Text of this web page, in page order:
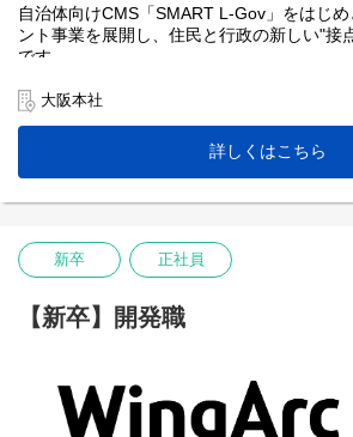
自治体向けCMS「SMART L-Gov」をはじ
ント事業を展開し、住民と行政の新しい"接
です。
国が推進する自治体情報システムの標準化や
が起こる成長市場において、私たちと共に
り組んでいただける自治体向けデジタルソ
業メンバーを募集します。
※留意点※
社内の制度見直しにより変更になる場合があ
大阪本社
詳しくはこちら
新卒 正社員
【新卒】開発職